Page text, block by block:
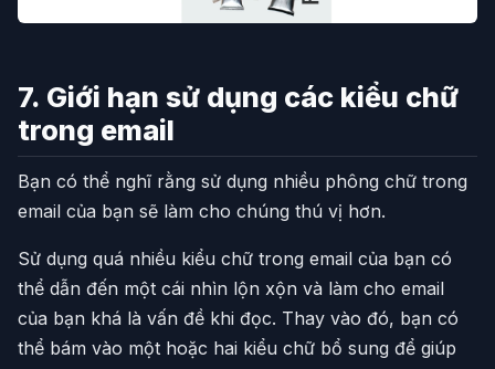
7. Giới hạn sử dụng các kiểu chữ
trong email
Bạn có thể nghĩ rằng sử dụng nhiều phông chữ trong
email của bạn sẽ làm cho chúng thú vị hơn.
Sử dụng quá nhiều kiểu chữ trong email của bạn có
thể dẫn đến một cái nhìn lộn xộn và làm cho email
của bạn khá là vấn đề khi đọc. Thay vào đó, bạn có
thể bám vào một hoặc hai kiểu chữ bổ sung để giúp